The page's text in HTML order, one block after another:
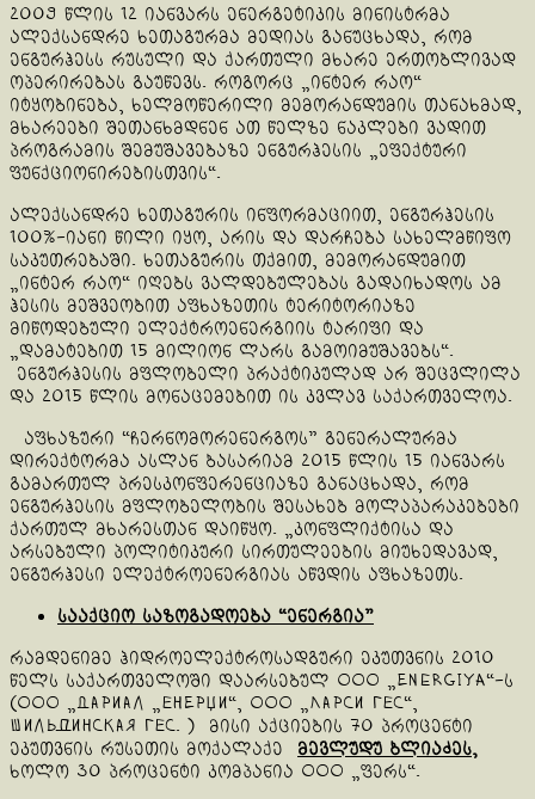
2009 წლის 12 იანვარს ენერგეტიკის მინისტრმა
ალექსანდრე ხეთაგურმა მედიას განუცხადა, რომ
ენგურჰესს რუსული და ქართული მხარე ერთობლივად
ოპერირებას გაუწევს. როგორც „ინტერ რაო“
იტყობინება, ხელმოწერილი მემორანდუმის თანახმად,
მხარეები შეთანხმდნენ ათ წელზე ნაკლები ვადით
პროგრამის შემუშავებაზე ენგურჰესის „ეფექტური
ფუნქციონირებისთვის“.
ალექსანდრე ხეთაგურის ინფორმაციით, ენგურჰესის
100%-იანი წილი იყო, არის და დარჩება სახელმწიფო
საკუთრებაში. ხეთაგურის თქმით, მემორანდუმით
„ინტერ რაო“ იღებს ვალდებულებას გადაიხადოს ამ
ჰესის მეშვეობით აფხაზეთის ტერიტორიაზე
მიწოდებული ელექტროენერგიის ტარიფი და
„დამატებით 15 მილიონ ლარს გამოიმუშავებს“.
ენგურჰესის მფლობელი პრაქტიკულად არ შეცვლილა
და 2015 წლის მონაცემებით ის კვლავ საქართველოა.
აფხაზური “ჩერნომორენერგოს” გენერალურმა
დირექტორმა ასლან ბასარიამ 2015 წლის 15 იანვარს
გამართულ პრესკონფერენციაზე განაცხადა, რომ
ენგურჰესის მფლობელობის შესახებ მოლაპარაკებები
ქართულ მხარესთან დაიწყო. „კონფლიქტისა და
არსებული პოლიტიკური სირთულეების მიუხედავად,
ენგურჰესი ელექტროენერგიას აწვდის აფხაზეთს.
სააქციო საზოგადოება “ენერგია”
რამდენიმე ჰიდროელექტროსადგური ეკუთვნის 2010
წელს საქართველოში დაარსებულ ООО „Energiya“-ს
(ООО „Дариал „Енерџи“, ООО „Ларси ГЕС“,
Шильдинская ГЕС. ) მისი აქციების 70 პროცენტი
ეკუთვნის რუსეთის მოქალაქე მევლუდუ ბლიაძეს,
ხოლო 30 პროცენტი კომპანია ООО „ფერს“.